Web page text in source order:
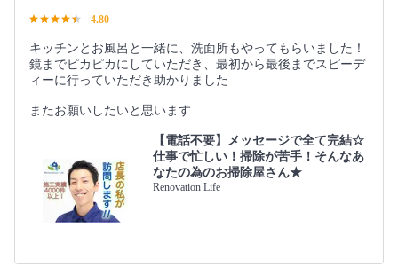
4.80
キッチンとお風呂と一緒に、洗面所もやってもらいました！
鏡までピカピカにしていただき、最初から最後までスピーデ
ィーに行っていただき助かりました
またお願いしたいと思います
【電話不要】メッセージで全て完結☆
仕事で忙しい！掃除が苦手！そんなあ
なたの為のお掃除屋さん★
Renovation Life